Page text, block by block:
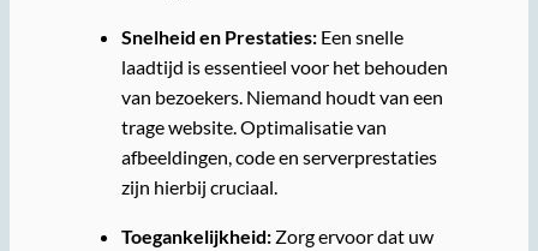
Snelheid en Prestaties:Een snelle
laadtijd is essentieel voor het behouden
van bezoekers. Niemand houdt van een
trage website. Optimalisatie van
afbeeldingen, code en serverprestaties
zijn hierbij cruciaal.
Toegankelijkheid:Zorg ervoor dat uw